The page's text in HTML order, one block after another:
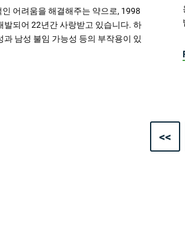
어려움을 해결해주는 약으로, 1998
발되어 22년간 사랑받고 있습니다. 하
과 남성 불임 가능성 등의 부작용이 있
<<